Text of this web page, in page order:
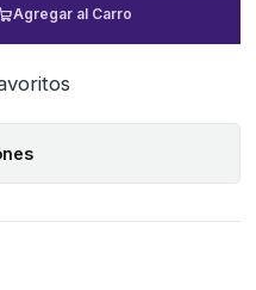
Agregar al Carro